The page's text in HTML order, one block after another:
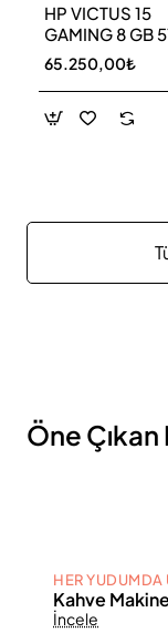
HP VICTUS 15
GAMING 8 GB
GB SSD LAPTOP
FA0011NT
65.250,00₺
Öne
HER YUDUMDA
Kahve
İncele